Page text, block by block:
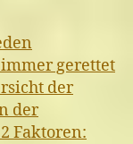
gerettet
der
der
Faktoren: